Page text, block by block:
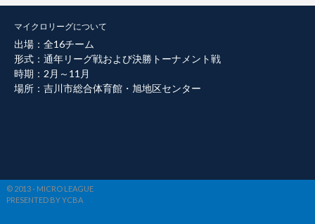
マイクロリーグについて
出場：全16チーム
形式：通年リーグ戦および決勝トーナメント戦
時期：2月～11月
場所：吉川市総合体育館・旭地区センター
© 2013 - MICRO LEAGUE
PRESENTED BY YCBA